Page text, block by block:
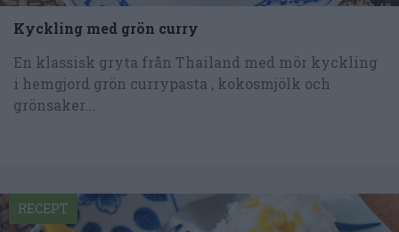
Kyckling med grön curry
En klassisk gryta från Thailand med mör kyckling
i hemgjord grön currypasta , kokosmjölk och
grönsaker...
RECEPT